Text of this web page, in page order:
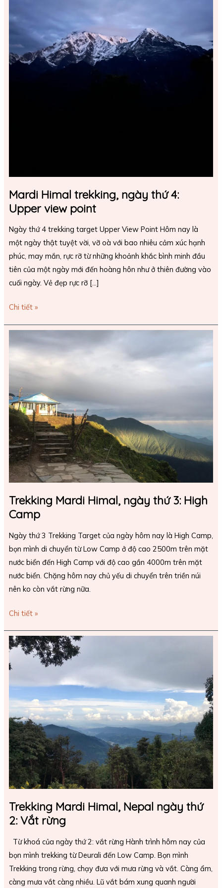
Mardi Himal trekking, ngày thứ 4:
Upper view point
Ngày thứ 4 trekking target Upper View Point Hôm nay là
một ngày thật tuyệt vời, vỡ oà với bao nhiêu cảm xúc hạnh
phúc, may mắn, rực rỡ từ những khoảnh khắc bình minh đầu
tiên của một ngày mới đến hoàng hôn như ở thiên đường vào
cuối ngày. Vẻ đẹp rực rỡ […]
point
Chi tiết »
Trekking Mardi Himal, ngày thứ 3: High
Camp
Ngày thứ 3 Trekking Target của ngày hôm nay là High Camp,
bọn mình di chuyển từ Low Camp ở độ cao 2500m trên mặt
nước biển đến High Camp với độ cao gần 4000m trên mặt
nước biển. Chặng hôm nay chủ yếu di chuyển trên triền núi
nên ko còn vắt rừng nữa.
Mardi
Himal,
ngày
thứ
3:
High
Camp
Chi tiết »
Trekking Mardi Himal, Nepal ngày thứ
2: Vắt rừng
Từ khoá của ngày thứ 2: vắt rừng Hành trình hôm nay của
bọn mình trekking từ Deurali đến Low Camp. Bọn mình
Trekking trong rừng, chạy đưa với mưa rừng và vắt. Càng ẩm,
càng mưa vắt càng nhiều. Lũ vắt bám xung quanh người
Trekking
Mardi
Himal,
ngày
thứ
2:
Vắt
rừng